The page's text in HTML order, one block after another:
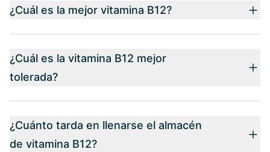
¿Cuál es la mejor vitamina B12?
¿Cuál es la vitamina B12 mejor
tolerada?
¿Cuánto tarda en llenarse el almacén
de vitamina B12?